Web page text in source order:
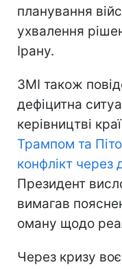
планування
ухвалення
Ірану.
ЗМІ також
дефіцитна
керівництві
Трампом та
конфлікт
Президент
вимагав
оману щодо
Через кризу